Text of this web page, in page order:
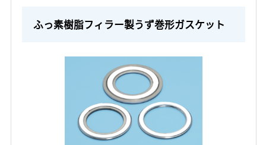
ふっ素樹脂フィラー製うず巻形ガスケット